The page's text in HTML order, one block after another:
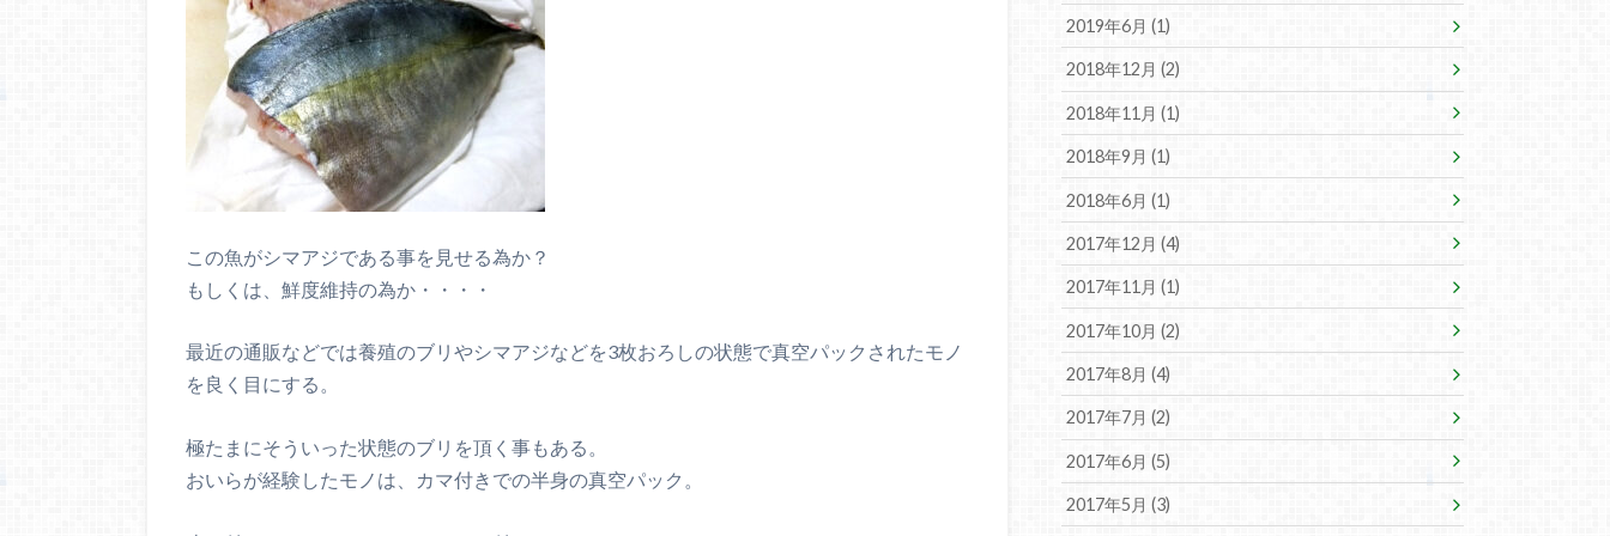
この魚がシマアジである事を見せる為か？
もしくは、鮮度維持の為か・・・・
最近の通販などでは養殖のブリやシマアジなどを3枚おろしの状態で真空パックされたモノ
を良く目にする。
極たまにそういった状態のブリを頂く事もある。
おいらが経験したモノは、カマ付きでの半身の真空パック。
2019年6月 (1)
2018年12月 (2)
2018年11月 (1)
2018年9月 (1)
2018年6月 (1)
2017年12月 (4)
2017年11月 (1)
2017年10月 (2)
2017年8月 (4)
2017年7月 (2)
2017年6月 (5)
2017年5月 (3)